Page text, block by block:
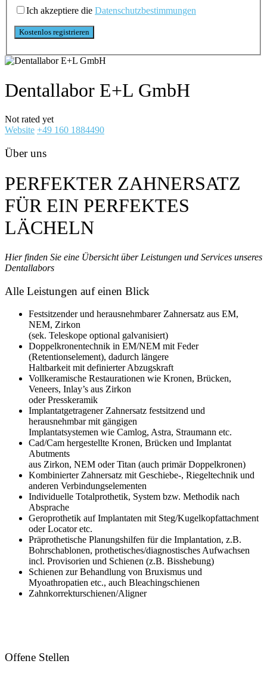
Ich akzeptiere die Datenschutzbestimmungen
Dentallabor E+L GmbH
Not rated yet
Website +49 160 1884490
Über uns
PERFEKTER ZAHNERSATZ
FÜR EIN PERFEKTES
LÄCHELN
Hier finden Sie eine Übersicht über Leistungen und Services unseres
Dentallabors
Alle Leistungen auf einen Blick
Festsitzender und herausnehmbarer Zahnersatz aus EM,
NEM, Zirkon
(sek. Teleskope optional galvanisiert)
Doppelkronentechnik in EM/NEM mit Feder
(Retentionselement), dadurch längere
Haltbarkeit mit definierter Abzugskraft
Vollkeramische Restaurationen wie Kronen, Brücken,
Veneers, Inlay’s aus Zirkon
oder Presskeramik
Implantatgetragener Zahnersatz festsitzend und
herausnehmbar mit gängigen
Implantatsystemen wie Camlog, Astra, Straumann etc.
Cad/Cam hergestellte Kronen, Brücken und Implantat
Abutments
aus Zirkon, NEM oder Titan (auch primär Doppelkronen)
Kombinierter Zahnersatz mit Geschiebe-, Riegeltechnik und
anderen Verbindungselementen
Individuelle Totalprothetik, System bzw. Methodik nach
Absprache
Geroprothetik auf Implantaten mit Steg/Kugelkopfattachment
oder Locator etc.
Präprothetische Planungshilfen für die Implantation, z.B.
Bohrschablonen, prothetisches/diagnostisches Aufwachsen
incl. Provisorien und Schienen (z.B. Bisshebung)
Schienen zur Behandlung von Bruxismus und
Myoathropatien etc., auch Bleachingschienen
Zahnkorrekturschienen/Aligner
Offene Stellen